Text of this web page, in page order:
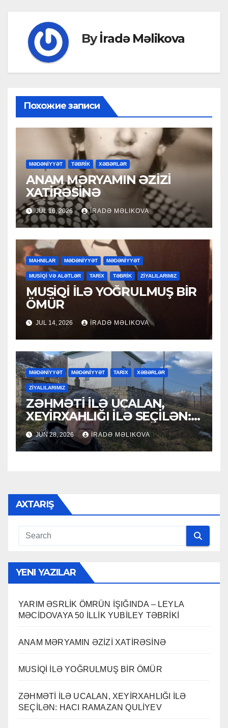
Byİradə Məlikova
Похожие записи
MƏDƏNİYYƏT TƏBRİK XƏBƏRLƏR
ANAM MƏRYAMIN ƏZİZİ
XATİRƏSİNƏ
JUL 16, 2026 İRADƏ MƏLIKOVA
MAHNILAR MƏDƏNİYYƏT MƏDƏNİYYƏT
MUSİQİ VƏ ALƏTLƏR TARİX TƏBRİK ZİYALILARIMIZ
MUSİQİ İLƏ YOĞRULMUŞ BİR
ÖMÜR
JUL 14, 2026 İRADƏ MƏLIKOVA
MƏDƏNİYYƏT MƏDƏNİYYƏT TARİX XƏBƏRLƏR
ZİYALILARIMIZ
ZƏHMƏTİ İLƏ UCALAN,
XEYİRXAHLIĞI İLƏ SEÇİLƏN:
HACI RAMAZAN QULİYEV
JUN 28, 2026 İRADƏ MƏLIKOVA
AXTARIŞ
YENI YAZILAR
YARIM ƏSRLİK ÖMRÜN İŞIĞINDA – LEYLA
MƏCİDOVAYA 50 İLLİK YUBİLEY TƏBRİKİ
ANAM MƏRYAMIN ƏZİZİ XATİRƏSİNƏ
MUSİQİ İLƏ YOĞRULMUŞ BİR ÖMÜR
ZƏHMƏTİ İLƏ UCALAN, XEYİRXAHLIĞI İLƏ
SEÇİLƏN: HACI RAMAZAN QULİYEV